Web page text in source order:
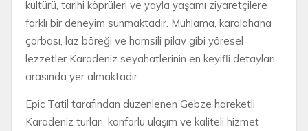
kültürü, tarihi köprüleri ve yayla yaşamı ziyaretçilere
farklı bir deneyim sunmaktadır. Muhlama, karalahana
çorbası, laz böreği ve hamsili pilav gibi yöresel
lezzetler Karadeniz seyahatlerinin en keyifli detayları
arasında yer almaktadır.
Epic Tatil tarafından düzenlenen Gebze hareketli
Karadeniz turları, konforlu ulaşım ve kaliteli hizmet